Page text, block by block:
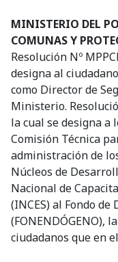
MINISTERIO DEL
COMUNAS Y
Resolución Nº
designa al
como Director de
Ministerio.
la cual se designa
Comisión Técnica
administración de
Núcleos de
Nacional de
(INCES) al Fondo
(FONENDÓGENO),
ciudadanos que en